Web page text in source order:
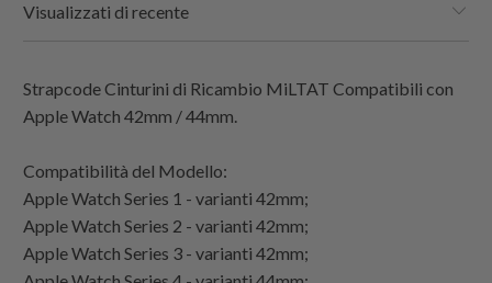
Visualizzati di recente
Strapcode Cinturini di Ricambio MiLTAT Compatibili con
Apple Watch 42mm / 44mm.
Compatibilità del Modello:
Apple Watch Series 1 - varianti 42mm;
Apple Watch Series 2 - varianti 42mm;
Apple Watch Series 3 - varianti 42mm;